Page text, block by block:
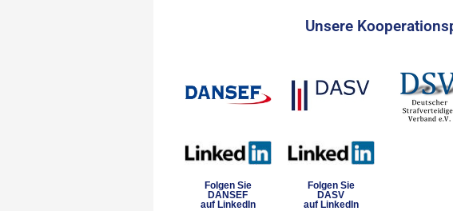
Unsere
Folgen Sie
DANSEF
auf LinkedIn
Folgen Sie
DASV
auf LinkedIn